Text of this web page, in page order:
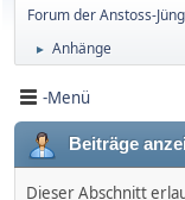
Forum der Anstoss-
► Anhänge
-Menü
Beiträge
Dieser Abschnitt